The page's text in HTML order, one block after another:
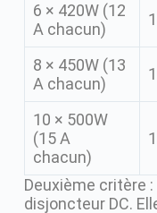
6 × 420W (12
A chacun)
8 × 450W (13
A chacun)
10 × 500W
(15 A
chacun)
Deuxième critère
disjoncteur DC.